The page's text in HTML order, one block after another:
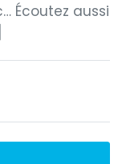
Écoutez aussi